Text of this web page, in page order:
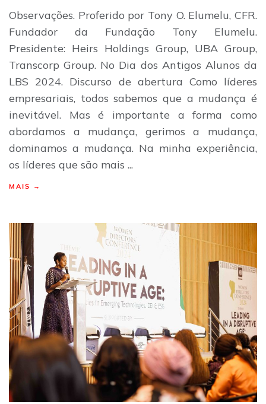
Observações. Proferido por Tony O. Elumelu, CFR.
Fundador da Fundação Tony Elumelu.
Presidente: Heirs Holdings Group, UBA Group,
Transcorp Group. No Dia dos Antigos Alunos da
LBS 2024. Discurso de abertura Como líderes
empresariais, todos sabemos que a mudança é
inevitável. Mas é importante a forma como
abordamos a mudança, gerimos a mudança,
dominamos a mudança. Na minha experiência,
os líderes que são mais ...
MAIS →